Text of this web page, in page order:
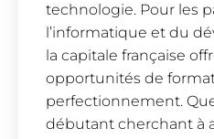
technologie. Pour les
l’informatique et du
la capitale française
opportunités de
perfectionnement.
débutant cherchant à